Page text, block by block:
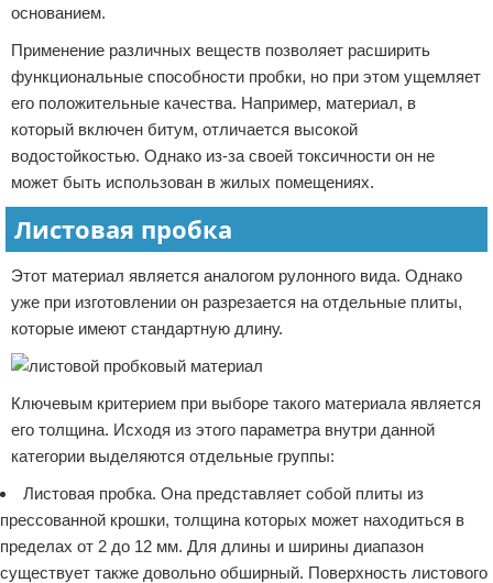
основанием.
Применение различных веществ позволяет расширить
функциональные способности пробки, но при этом ущемляет
его положительные качества. Например, материал, в
который включен битум, отличается высокой
водостойкостью. Однако из-за своей токсичности он не
может быть использован в жилых помещениях.
Листовая пробка
Этот материал является аналогом рулонного вида. Однако
уже при изготовлении он разрезается на отдельные плиты,
которые имеют стандартную длину.
Ключевым критерием при выборе такого материала является
его толщина. Исходя из этого параметра внутри данной
категории выделяются отдельные группы:
Листовая пробка. Она представляет собой плиты из
прессованной крошки, толщина которых может находиться в
пределах от 2 до 12 мм. Для длины и ширины диапазон
существует также довольно обширный. Поверхность листового